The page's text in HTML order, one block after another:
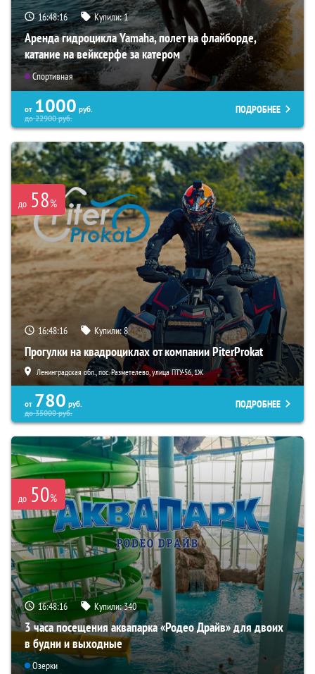
16:48:15 Купили:1
Аренда гидроцикла Yamaha, полет на флайборде,
катание на вейксерфе за катером
Спортивная
от 1000 руб.
до22900руб.
ПОДРОБНЕЕ
до 58%
16:48:15 Купили:8
Прогулки на квадроциклах от компании PiterProkat
Ленинградская обл., пос. Разметелево, улица ПТУ-56, 1Ж
от 780 руб.
до35000руб.
ПОДРОБНЕЕ
до 50%
16:48:15 Купили:340
3 часа посещения аквапарка «Родео Драйв» для двоих
в будни и выходные
Озерки